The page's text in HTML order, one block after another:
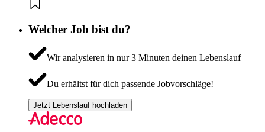
Welcher Job bist du?
Wir analysieren in nur 3 Minuten deinen Lebenslauf
Du erhältst für dich passende Jobvorschläge!
Jetzt Lebenslauf hochladen